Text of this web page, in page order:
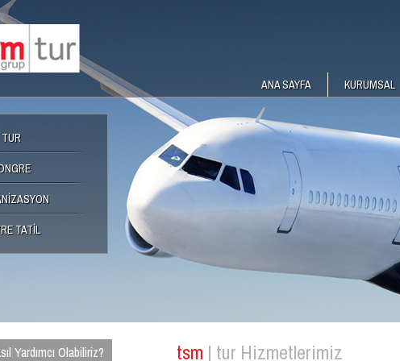
KURUMSAL
ANA SAYFA
TUR
TATİL
Yardımcı Olabiliriz? tsm | tur Hizmetlerimiz